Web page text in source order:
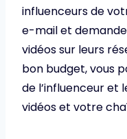
influenceurs de
e-mail et
vidéos sur leurs
bon budget, vous
de l’influenceur et
vidéos et votre